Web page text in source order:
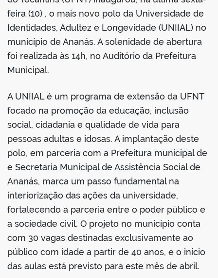
portal
feira (10) , o mais novo polo da Universidade de
Identidades, Adultez e Longevidade (UNIIAL) no
município de Ananás. A solenidade de abertura
foi realizada às 14h, no Auditório da Prefeitura
Municipal.
A UNIIAL é um programa de extensão da UFNT
focado na promoção da educação, inclusão
social, cidadania e qualidade de vida para
pessoas adultas e idosas. A implantação deste
polo, em parceria com a Prefeitura municipal de
e Secretaria Municipal de Assistência Social de
Ananás, marca um passo fundamental na
interiorização das ações da universidade,
fortalecendo a parceria entre o poder público e
a sociedade civil. O projeto no município conta
com 30 vagas destinadas exclusivamente ao
público com idade a partir de 40 anos, e o início
das aulas está previsto para este mês de abril.